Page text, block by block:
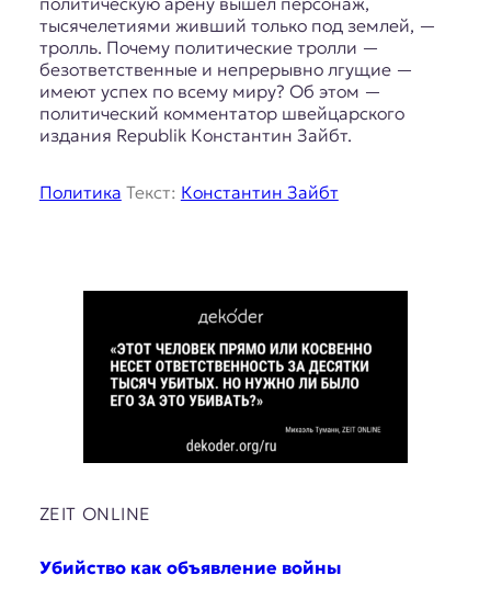
тысячелетиями живший только под землей, —
тролль. Почему политические тролли —
безответственные и непрерывно лгущие —
имеют успех по всему миру? Об этом —
политический комментатор швейцарского
издания Republik Константин Зайбт.
Политика Текст: Константин Зайбт
ZEIT ONLINE
Убийство как объявление войны